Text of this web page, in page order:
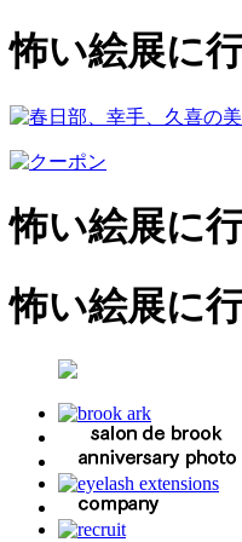
怖い絵展に
怖い絵展に
怖い絵展に